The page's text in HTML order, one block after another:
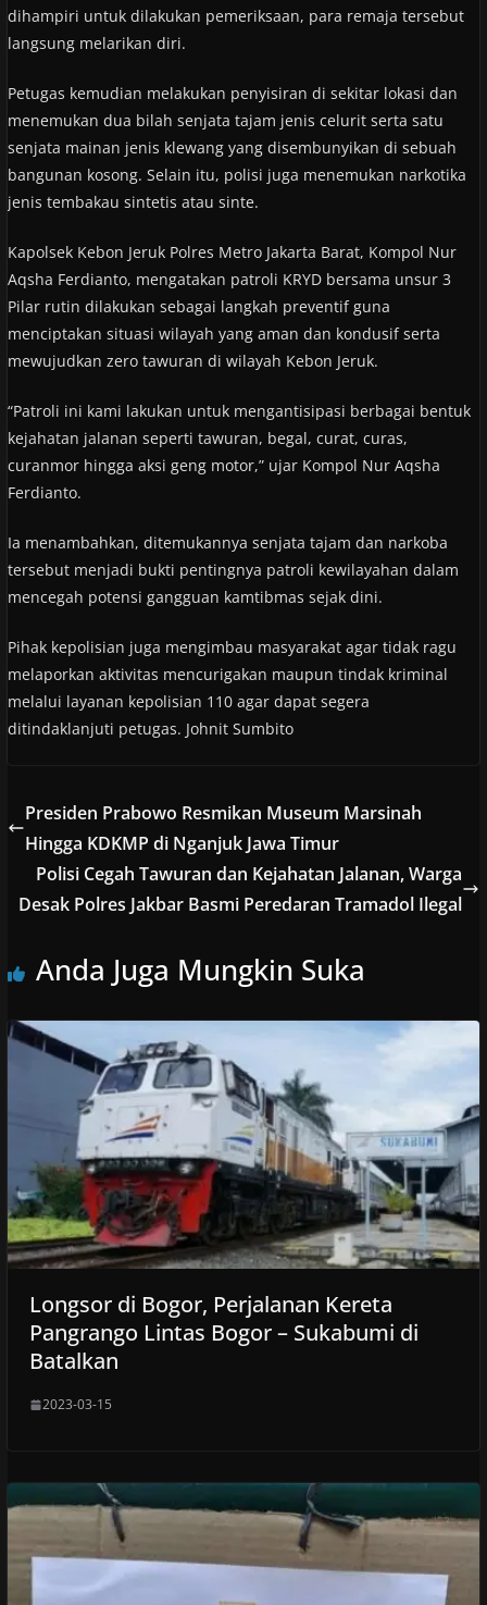
dihampiri untuk dilakukan pemeriksaan, para remaja tersebut
langsung melarikan diri.
Petugas kemudian melakukan penyisiran di sekitar lokasi dan
menemukan dua bilah senjata tajam jenis celurit serta satu
senjata mainan jenis klewang yang disembunyikan di sebuah
bangunan kosong. Selain itu, polisi juga menemukan narkotika
jenis tembakau sintetis atau sinte.
Kapolsek Kebon Jeruk Polres Metro Jakarta Barat, Kompol Nur
Aqsha Ferdianto, mengatakan patroli KRYD bersama unsur 3
Pilar rutin dilakukan sebagai langkah preventif guna
menciptakan situasi wilayah yang aman dan kondusif serta
mewujudkan zero tawuran di wilayah Kebon Jeruk.
“Patroli ini kami lakukan untuk mengantisipasi berbagai bentuk
kejahatan jalanan seperti tawuran, begal, curat, curas,
curanmor hingga aksi geng motor,” ujar Kompol Nur Aqsha
Ferdianto.
Ia menambahkan, ditemukannya senjata tajam dan narkoba
tersebut menjadi bukti pentingnya patroli kewilayahan dalam
mencegah potensi gangguan kamtibmas sejak dini.
Pihak kepolisian juga mengimbau masyarakat agar tidak ragu
melaporkan aktivitas mencurigakan maupun tindak kriminal
melalui layanan kepolisian 110 agar dapat segera
ditindaklanjuti petugas. Johnit Sumbito
Presiden Prabowo Resmikan Museum Marsinah
Hingga KDKMP di Nganjuk Jawa Timur
Polisi Cegah Tawuran dan Kejahatan Jalanan, Warga
Desak Polres Jakbar Basmi Peredaran Tramadol Ilegal
Anda Juga Mungkin Suka
Longsor di Bogor, Perjalanan Kereta
Pangrango Lintas Bogor – Sukabumi di
Batalkan
2023-03-15